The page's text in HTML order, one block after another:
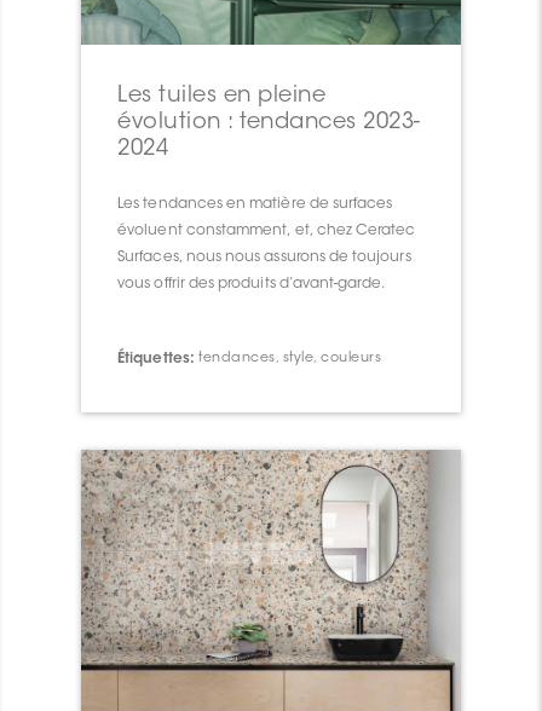
Les tuiles en pleine
évolution : tendances 2023-
2024
Les tendances en matière de surfaces
évoluent constamment, et, chez Ceratec
Surfaces, nous nous assurons de toujours
vous offrir des produits d’avant-garde.
Étiquettes: tendances, style,couleurs